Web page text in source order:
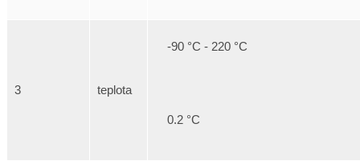
3 teplota
-90 °C - 220 °C
0.2 °C